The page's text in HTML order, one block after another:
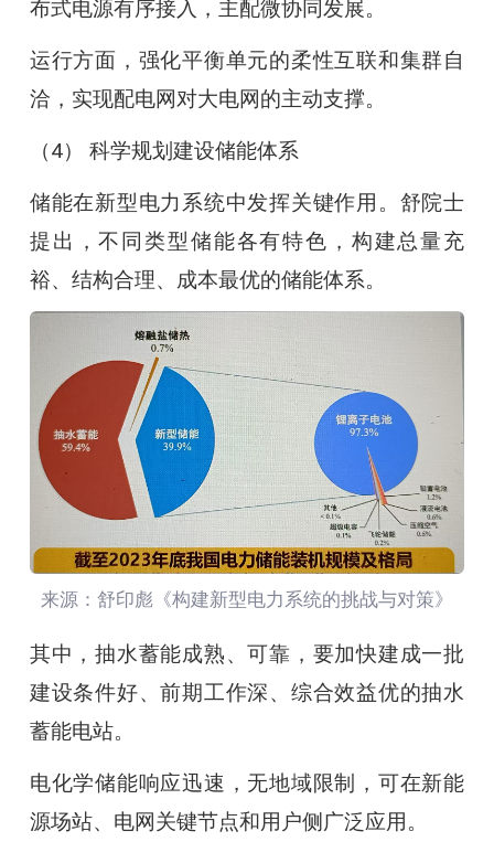
布式电源有序接入，主配微协同发展。
运行方面，强化平衡单元的柔性互联和集群自
洽，实现配电网对大电网的主动支撑。
（4） 科学规划建设储能体系
储能在新型电力系统中发挥关键作用。舒院士
提出，不同类型储能各有特色，构建总量充
裕、结构合理、成本最优的储能体系。
来源：舒印彪《构建新型电力系统的挑战与对策》
其中，抽水蓄能成熟、可靠，要加快建成一批
建设条件好、前期工作深、综合效益优的抽水
蓄能电站。
电化学储能响应迅速，无地域限制，可在新能
源场站、电网关键节点和用户侧广泛应用。